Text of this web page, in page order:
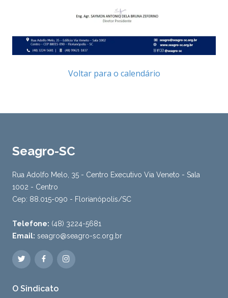
Voltar para o calendário
Seagro-SC
Rua Adolfo Melo, 35 - Centro Executivo Via Veneto - Sala
1002 - Centro
Cep: 88.015-090 - Florianópolis/SC
Telefone: (48) 3224-5681
Email: seagro@seagro-sc.org.br
O Sindicato